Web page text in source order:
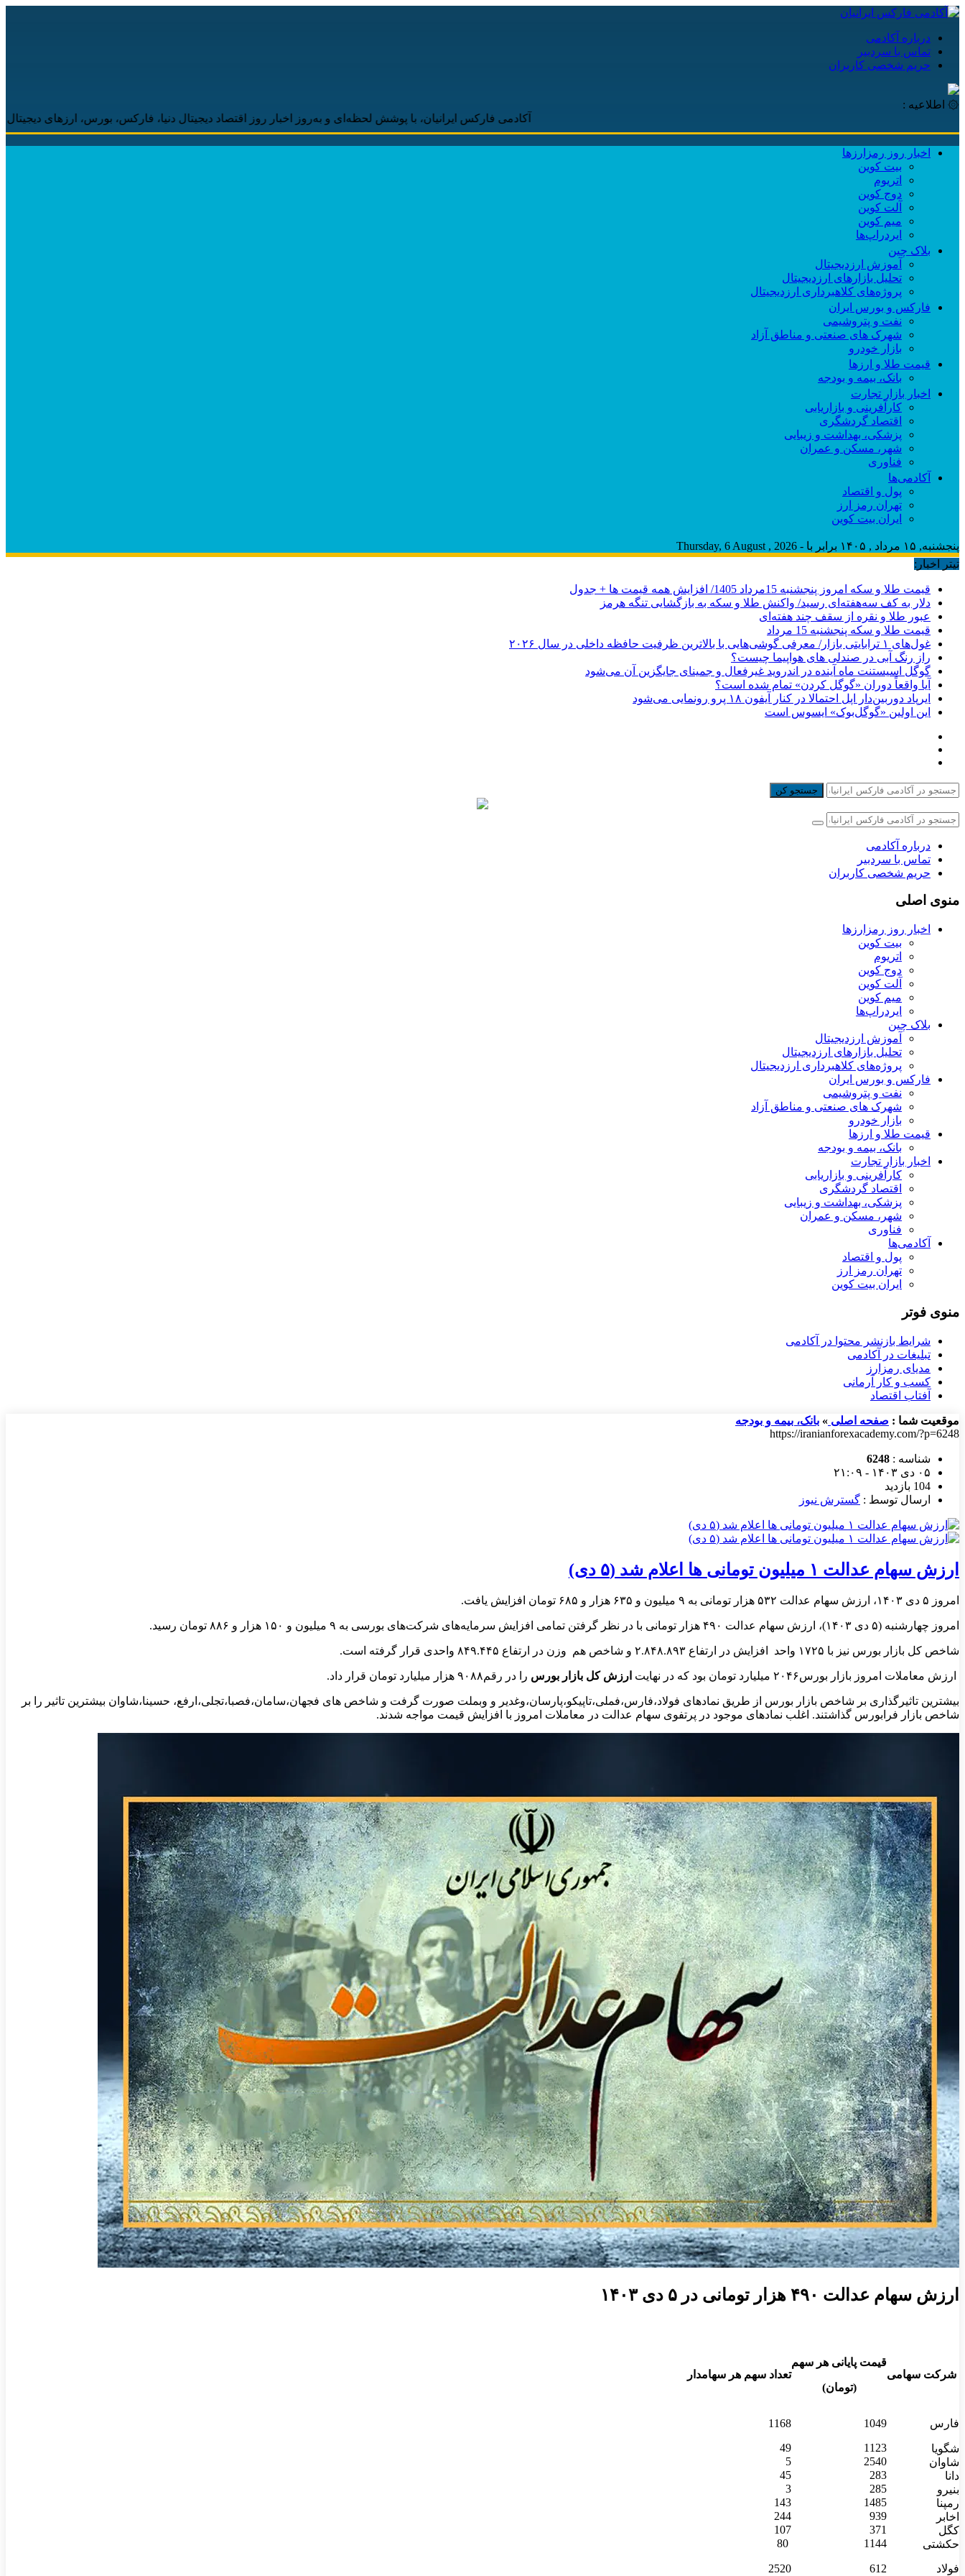
درباره آکادمی
تماس با سردبیر
حریم شخصی کاربران
۞ اطلاعیه :
آکادمی فارکس ایرانیان، با پوشش لحظه‌ای و به‌روز اخبار روز اقتصاد دیجیتال دنیا، فارکس، بورس، ارزهای دیجیتال همراه شما
اخبار روز رمزارزها
بیت کوین
اتریوم
دوج کوین
آلت کوین
میم کوین‌
ایردراپ‌ها
بلاک چین
آموزش ارزدیجیتال
تحلیل بازارهای ارزدیجیتال
پروژه‌های کلاهبرداری ارزدیجیتال
فارکس و بورس ایران
نفت و پتروشیمی
شهرک های صنعتی و مناطق آزاد
بازار خودرو
قیمت طلا و ارزها
بانک، بیمه و بودجه
اخبار بازار تجارت
کارآفرینی و بازاریابی
اقتصاد گردشگری
پزشکی، بهداشت و زیبایی
شهر، مسکن و عمران
فناوری
آکادمی‌ها
پول و اقتصاد
تهران رمز ارز
ایران بیت کوین
پنجشنبه, ۱۵ مرداد , ۱۴۰۵ برابر با - Thursday, 6 August , 2026
تیتر اخبار:
قیمت طلا و سکه امروز پنجشنبه 15مرداد 1405/ افزایش همه قیمت ها + جدول
دلار به کف سه‌هفته‌ای رسید/ واکنش طلا و سکه به بازگشایی تنگه هرمز
عبور طلا و نقره از سقف چند هفته‌ای
قیمت طلا و سکه پنجشنبه 15 مرداد
غول‌های ۱ ترابایتی بازار/ معرفی گوشی‌هایی با بالاترین ظرفیت حافظه داخلی در سال ۲۰۲۶
راز رنگ آبی در صندلی های هواپیما چیست؟
گوگل اسیستنت ماه آینده در اندروید غیرفعال و جمینای جایگزین آن می‌شود
آیا واقعاً دوران «گوگل کردن» تمام شده است؟
ایرپاد دوربین‌دار اپل احتمالا در کنار آیفون ۱۸ پرو رونمایی می‌شود
این اولین «گوگل‌بوک» ایسوس است
جستجو کن
درباره آکادمی
تماس با سردبیر
حریم شخصی کاربران
منوی اصلی
اخبار روز رمزارزها
بیت کوین
اتریوم
دوج کوین
آلت کوین
میم کوین‌
ایردراپ‌ها
بلاک چین
آموزش ارزدیجیتال
تحلیل بازارهای ارزدیجیتال
پروژه‌های کلاهبرداری ارزدیجیتال
فارکس و بورس ایران
نفت و پتروشیمی
شهرک های صنعتی و مناطق آزاد
بازار خودرو
قیمت طلا و ارزها
بانک، بیمه و بودجه
اخبار بازار تجارت
کارآفرینی و بازاریابی
اقتصاد گردشگری
پزشکی، بهداشت و زیبایی
شهر، مسکن و عمران
فناوری
آکادمی‌ها
پول و اقتصاد
تهران رمز ارز
ایران بیت کوین
منوی فوتر
شرایط بازنشر محتوا در آکادمی
تبلیغات در آکادمی
مدیای رمزارز
کسب و کار آرمانی
آفتاب اقتصاد
موقعیت شما : صفحه اصلی » بانک، بیمه و بودجه
https://iranianforexacademy.com/?p=6248
شناسه : 6248
۰۵ دی ۱۴۰۳ - ۲۱:۰۹
104 بازدید
ارسال توسط : گسترش نیوز
ارزش سهام عدالت ۱ میلیون تومانی ها اعلام شد (۵ دی)
امروز ۵ دی ۱۴۰۳، ارزش سهام عدالت ۵۳۲ هزار تومانی به ۹ میلیون و ۶۳۵ هزار و ۶۸۵ تومان افزایش یافت.
امروز چهارشنبه (۵ دی ۱۴۰۳)، ارزش سهام عدالت ۴۹۰ هزار تومانی با در نظر گرفتن تمامی افزایش سرمایه‌های شرکت‌های بورسی به ۹ میلیون و ۱۵۰ هزار و ۸۸۶ تومان رسید.
شاخص کل بازار بورس نیز با ۱۷۲۵ واحد افزایش در ارتفاع ۲.۸۴۸.۸۹۳ و شاخص هم وزن در ارتفاع ۸۴۹.۴۴۵ واحدی قرار گرفته است.
ارزش معاملات امروز بازار بورس۲۰۴۶ میلیارد تومان بود که در نهایت ارزش کل بازار بورس را در رقم۹۰۸۸ هزار میلیارد تومان قرار داد.
بیشترین تاثیرگذاری بر شاخص بازار بورس از طریق نمادهای فولاد،فارس،فملی،تاپیکو،پارسان،وغدیر و وبملت صورت گرفت و شاخص های فجهان،سامان،فصبا،تجلی،ارفع، حسینا،شاوان بیشترین تاثیر را بر
شاخص بازار فرابورس گذاشتند. اغلب نمادهای موجود در پرتفوی سهام عدالت در معاملات امروز با افزایش قیمت مواجه شدند.
ارزش سهام عدالت ۴۹۰ هزار تومانی در ۵ دی ۱۴۰۳
شرکت سهامی
قیمت پایانی هر سهم
(تومان)
تعداد سهم هر سهامدار
فارس 1049
1168
شگویا 1123
49
شاوان
2540
5
دانا
283
45
بنیرو
285
3
رمپنا
1485
143
اخابر
939
244
کگل
371
107
حکشتی‌
1144
فولاد 612
2520